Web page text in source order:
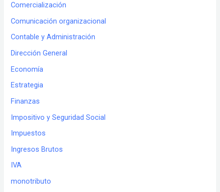
Comercialización
Comunicación organizacional
Contable y Administración
Dirección General
Economía
Estrategia
Finanzas
Impositivo y Seguridad Social
Impuestos
Ingresos Brutos
IVA
monotributo